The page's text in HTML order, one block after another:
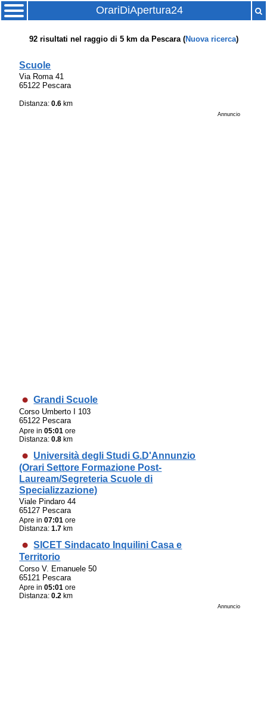
OrariDiApertura24
92risultati nel raggio di 5 km da Pescara (Nuova ricerca)
Scuole
Via Roma 41
65122 Pescara
Distanza:0.6 km
Annuncio
Grandi Scuole
Corso Umberto I 103
65122 Pescara
Apre in05:01 ore
Distanza:0.8 km
Università degli Studi G.D'Annunzio
(Orari Settore Formazione Post-
Lauream/Segreteria Scuole di
Specializzazione)
Viale Pindaro 44
65127 Pescara
Apre in07:01 ore
Distanza:1.7 km
SICET Sindacato Inquilini Casa e
Territorio
Corso V. Emanuele 50
65121 Pescara
Apre in05:01 ore
Distanza:0.2 km
Annuncio